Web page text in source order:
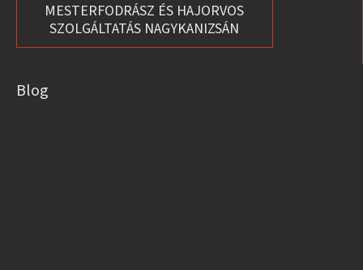
MESTERFODRÁSZ ÉS HAJORVOS
SZOLGÁLTATÁS NAGYKANIZSÁN
Blog